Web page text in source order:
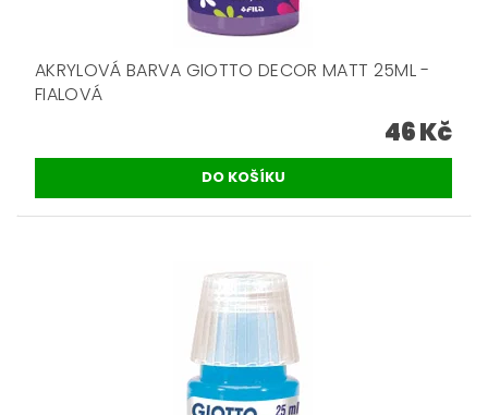
AKRYLOVÁ BARVA GIOTTO DECOR MATT 25ML -
FIALOVÁ
46 Kč